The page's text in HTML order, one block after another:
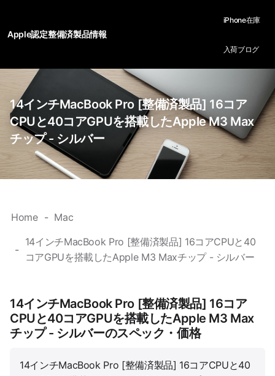
Apple認定整備済製品情報
iPhone在庫
入荷ブログ
14インチMacBook Pro [整備済製品] 16コア
CPUと40コアGPUを搭載したApple M3 Max
チップ - シルバー
Home Mac
14インチMacBook Pro [整備済製品] 16コアCPUと40
コアGPUを搭載したApple M3 Maxチップ - シルバー
14インチMacBook Pro [整備済製品] 16コア
CPUと40コアGPUを搭載したApple M3 Max
チップ - シルバーのスペック・価格
14インチMacBook Pro [整備済製品] 16コアCPUと40